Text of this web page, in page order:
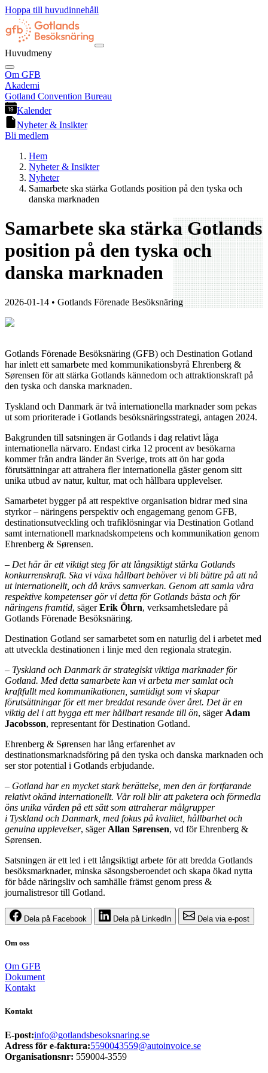
Hoppa till huvudinnehåll
Huvudmeny
Om GFB
Akademi
Gotland Convention Bureau
Kalender
Nyheter & Insikter
Bli medlem
Hem
Nyheter & Insikter
Nyheter
Samarbete ska stärka Gotlands position på den tyska och
danska marknaden
Samarbete ska stärka Gotlands
position på den tyska och
danska marknaden
2026-01-14 • Gotlands Förenade Besöksnäring
Gotlands Förenade Besöksnäring (GFB) och Destination Gotland
har inlett ett samarbete med kommunikationsbyrå Ehrenberg &
Sørensen för att stärka Gotlands kännedom och attraktionskraft på
den tyska och danska marknaden.
Tyskland och Danmark är två internationella marknader som pekas
ut som prioriterade i Gotlands besöksnäringsstrategi, antagen 2024.
Bakgrunden till satsningen är Gotlands i dag relativt låga
internationella närvaro. Endast cirka 12 procent av besökarna
kommer från andra länder än Sverige, trots att ön har goda
förutsättningar att attrahera fler internationella gäster genom sitt
unika utbud av natur, kultur, mat och hållbara upplevelser.
Samarbetet bygger på att respektive organisation bidrar med sina
styrkor – näringens perspektiv och engagemang genom GFB,
destinationsutveckling och trafiklösningar via Destination Gotland
samt internationell marknadskompetens och kommunikation genom
Ehrenberg & Sørensen.
– Det här är ett viktigt steg för att långsiktigt stärka Gotlands
konkurrenskraft. Ska vi växa hållbart behöver vi bli bättre på att nå
ut internationellt, och då krävs samverkan. Genom att samla våra
respektive kompetenser gör vi detta för Gotlands bästa och för
näringens framtid, sägerErik Öhrn, verksamhetsledare på
Gotlands Förenade Besöksnäring.
Destination Gotland ser samarbetet som en naturlig del i arbetet med
att utveckla destinationen i linje med den regionala strategin.
– Tyskland och Danmark är strategiskt viktiga marknader för
Gotland. Med detta samarbete kan vi arbeta mer samlat och
kraftfullt med kommunikationen, samtidigt som vi skapar
förutsättningar för ett mer breddat resande över året. Det är en
viktig del i att bygga ett mer hållbart resande till ön, säger Adam
Jacobsson, representant för Destination Gotland.
Ehrenberg & Sørensen har lång erfarenhet av
destinationsmarknadsföring på den tyska och danska marknaden och
ser stor potential i Gotlands erbjudande.
– Gotland har en mycket stark berättelse, men den är fortfarande
relativt okänd internationellt. Vår roll blir att paketera och förmedla
öns unika värden på ett sätt som attraherar målgrupper
i Tyskland och Danmark, med fokus på kvalitet, hållbarhet och
genuina upplevelser, säger Allan Sørensen, vd för Ehrenberg &
Sørensen.
Satsningen är ett led i ett långsiktigt arbete för att bredda Gotlands
besöksmarknader, minska säsongsberoendet och skapa ökad nytta
för både näringsliv och samhälle främst genom press &
journalistresor till Gotland.
Dela på Facebook Dela på LinkedIn Dela via e-post
Om oss
Om GFB
Dokument
Kontakt
Kontakt
E-post:info@gotlandsbesoksnaring.se
Adress för e-faktura:5590043559@autoinvoice.se
Organisationsnr: 559004-3559